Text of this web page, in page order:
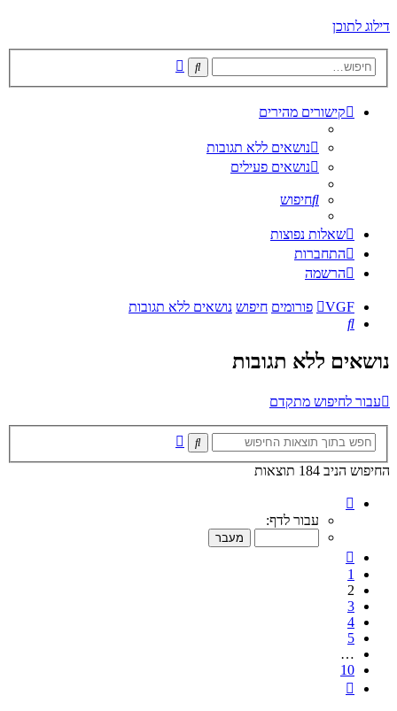
דילוג לתוכן
חיפוש
קישורים מהירים
נושאים ללא תגובות
נושאים פעילים
חיפוש
שאלות נפוצות
התחברות
הרשמה
VGF פורומים חיפוש נושאים ללא תגובות
חיפוש
נושאים ללא תגובות
עבור לחיפוש מתקדם
חיפוש
החיפוש הניב 184 תוצאות
מתוך
עבור לדף:
1
2
3
4
5
…
10